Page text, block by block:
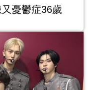
憂鬱症36歲